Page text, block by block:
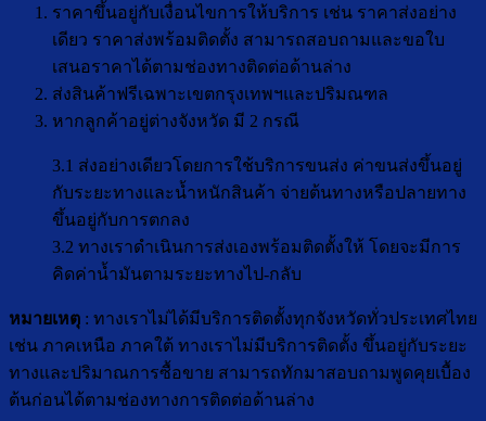
ราคาขึ้นอยู่กับเงื่อนไขการให้บริการ เช่น ราคาส่งอย่าง
เดียว ราคาส่งพร้อมติดตั้ง สามารถสอบถามและขอใบ
เสนอราคาได้ตามช่องทางติดต่อด้านล่าง
ส่งสินค้าฟรีเฉพาะเขตกรุงเทพฯและปริมณฑล
หากลูกค้าอยู่ต่างจังหวัด มี 2 กรณี
3.1 ส่งอย่างเดียวโดยการใช้บริการขนส่ง ค่าขนส่งขึ้นอยู่
กับระยะทางและน้ำหนักสินค้า จ่ายต้นทางหรือปลายทาง
ขึ้นอยู่กับการตกลง
3.2 ทางเราดำเนินการส่งเองพร้อมติดตั้งให้ โดยจะมีการ
คิดค่าน้ำมันตามระยะทางไป-กลับ
หมายเหตุ : ทางเราไม่ได้มีบริการติดตั้งทุกจังหวัดทั่วประเทศไทย
เช่น ภาคเหนือ ภาคใต้ ทางเราไม่มีบริการติดตั้ง ขึ้นอยู่กับระยะ
ทางและปริมาณการซื้อขาย สามารถทักมาสอบถามพูดคุยเบื้อง
ต้นก่อนได้ตามช่องทางการติดต่อด้านล่าง